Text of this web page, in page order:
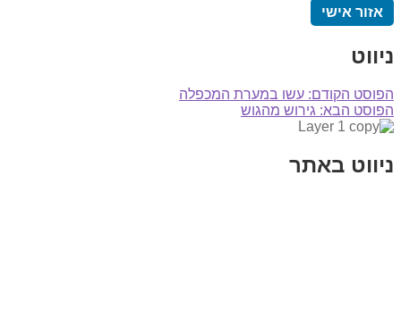
אזור אישי
ניווט
הפוסט הקודם: עשו במערת המכפלה
הפוסט הבא: גירוש מהגוש
ניווט באתר